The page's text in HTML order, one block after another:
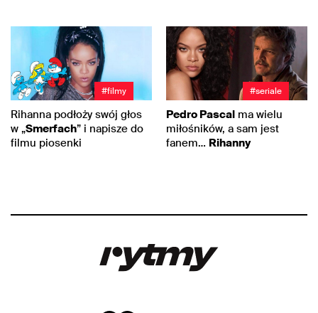
#filmy
Rihanna podłoży swój głos
w „Smerfach” i napisze do
filmu piosenki
#seriale
Pedro Pascal ma wielu
miłośników, a sam jest
fanem… Rihanny